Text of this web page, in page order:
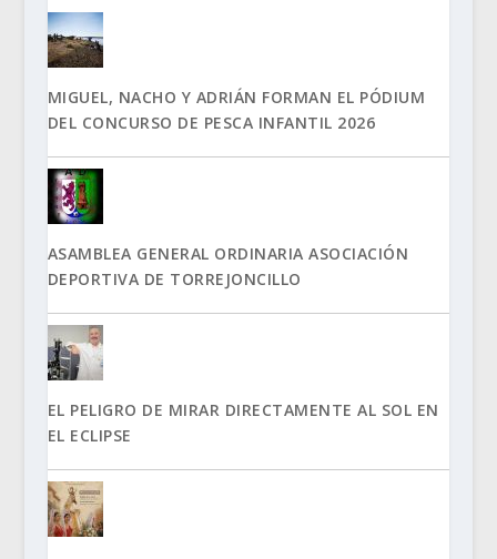
MIGUEL, NACHO Y ADRIÁN FORMAN EL PÓDIUM
DEL CONCURSO DE PESCA INFANTIL 2026
ASAMBLEA GENERAL ORDINARIA ASOCIACIÓN
DEPORTIVA DE TORREJONCILLO
EL PELIGRO DE MIRAR DIRECTAMENTE AL SOL EN
EL ECLIPSE